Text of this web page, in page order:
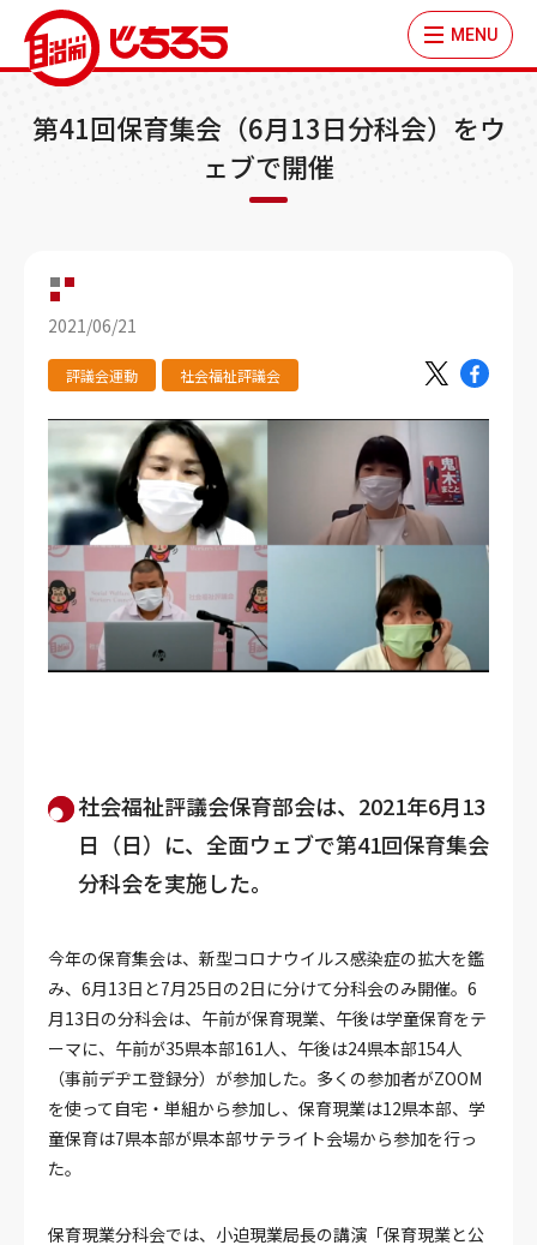
MENU
第41回保育集会（6月13日分科会）をウ
ェブで開催
2021/06/21
評議会運動 社会福祉評議会
社会福祉評議会保育部会は、2021年6月13
日（日）に、全面ウェブで第41回保育集会
分科会を実施した。
今年の保育集会は、新型コロナウイルス感染症の拡大を鑑
み、6月13日と7月25日の2日に分けて分科会のみ開催。6
月13日の分科会は、午前が保育現業、午後は学童保育をテ
ーマに、午前が35県本部161人、午後は24県本部154人
（事前デヂエ登録分）が参加した。多くの参加者がZOOM
を使って自宅・単組から参加し、保育現業は12県本部、学
童保育は7県本部が県本部サテライト会場から参加を行っ
た。
保育現業分科会では、小迫現業局長の講演「保育現業と公